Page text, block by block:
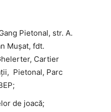
Pietonal, str. A.
Mușat, fdt.
Cartier
Pietonal, Parc
de joacă;